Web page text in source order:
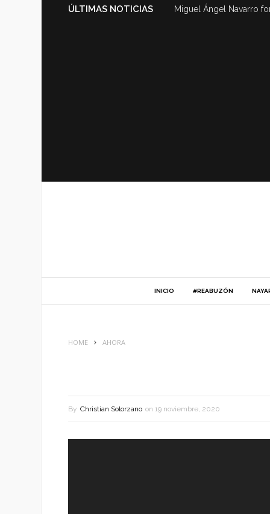
ÚLTIMAS NOTICIAS Miguel Ángel Navarro
INICIO #REABUZÓN
HOME AHORA
By Christian Solorzano on 19 noviembre, 2020